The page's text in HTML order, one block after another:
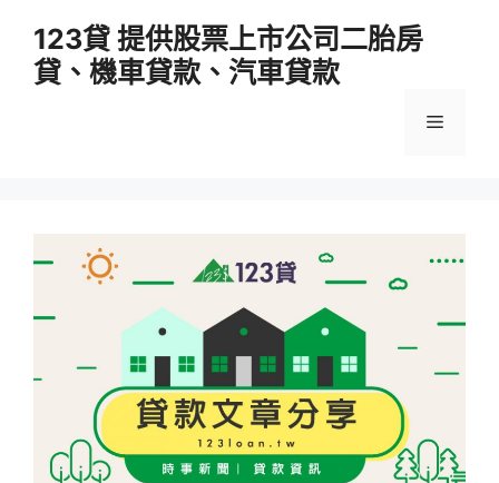
123貸 提供股票上市公司二胎房
貸、機車貸款、汽車貸款
選